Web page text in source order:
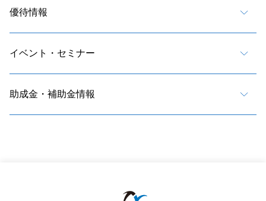
優待情報
イベント・セミナー
助成金・補助金情報